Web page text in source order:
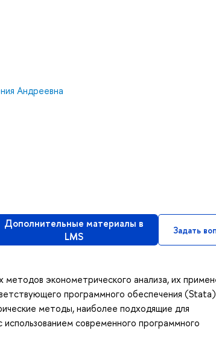
Андреевна
Дополнительные материалы в
LMS
Задать
эконометрического анализа, их
программного обеспечения
методы, наиболее подходящие для
использованием современного программного